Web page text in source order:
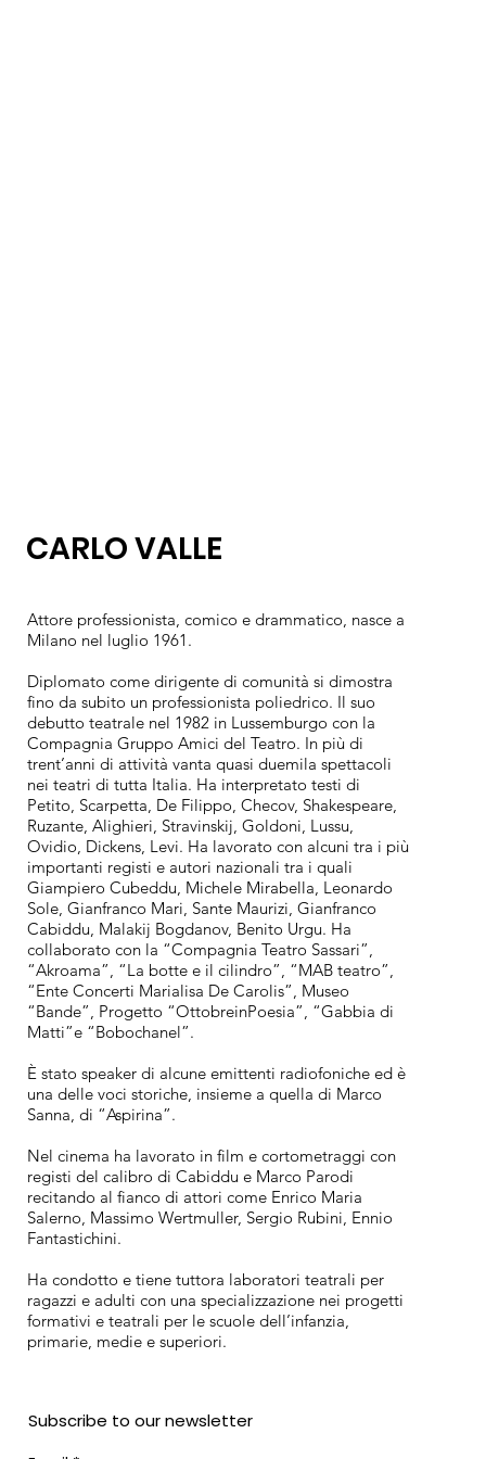
CARLO VALLE
Attore professionista, comico e drammatico, nasce a
Milano nel luglio 1961.
Diplomato come dirigente di comunità si dimostra
fino da subito un professionista poliedrico. Il suo
debutto teatrale nel 1982 in Lussemburgo con la
Compagnia Gruppo Amici del Teatro. In più di
trent’anni di attività vanta quasi duemila spettacoli
nei teatri di tutta Italia. Ha interpretato testi di
Petito, Scarpetta, De Filippo, Checov, Shakespeare,
Ruzante, Alighieri, Stravinskij, Goldoni, Lussu,
Ovidio, Dickens, Levi. Ha lavorato con alcuni tra i più
importanti registi e autori nazionali tra i quali
Giampiero Cubeddu, Michele Mirabella, Leonardo
Sole, Gianfranco Mari, Sante Maurizi, Gianfranco
Cabiddu, Malakij Bogdanov, Benito Urgu. Ha
collaborato con la “Compagnia Teatro Sassari”,
“Akroama”, “La botte e il cilindro”, “MAB teatro”,
“Ente Concerti Marialisa De Carolis”, Museo
“Bande”, Progetto “OttobreinPoesia”, “Gabbia di
Matti”e “Bobochanel”.
È stato speaker di alcune emittenti radiofoniche ed è
una delle voci storiche, insieme a quella di Marco
Sanna, di “Aspirina”.
Nel cinema ha lavorato in film e cortometraggi con
registi del calibro di Cabiddu e Marco Parodi
recitando al fianco di attori come Enrico Maria
Salerno, Massimo Wertmuller, Sergio Rubini, Ennio
Fantastichini.
Ha condotto e tiene tuttora laboratori teatrali per
ragazzi e adulti con una specializzazione nei progetti
formativi e teatrali per le scuole dell’infanzia,
primarie, medie e superiori.
Subscribe to our newsletter